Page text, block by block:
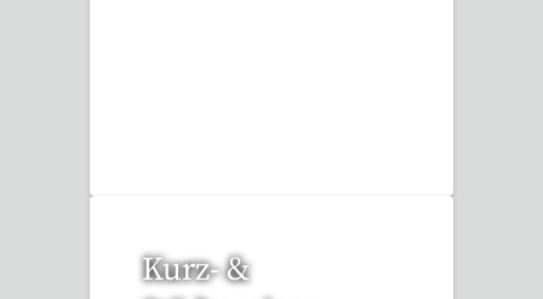
Kurz- &